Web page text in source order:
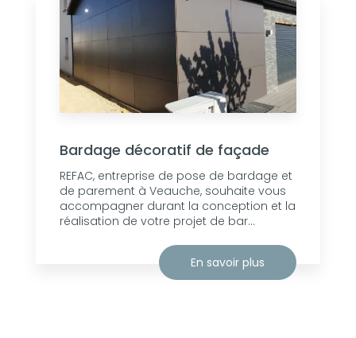
Bardage décoratif de façade
REFAC, entreprise de pose de bardage et
de parement à Veauche, souhaite vous
accompagner durant la conception et la
réalisation de votre projet de bar...
En savoir plus